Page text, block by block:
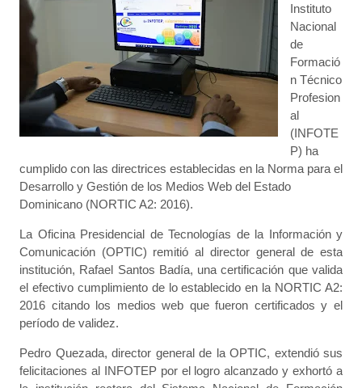
Instituto
Nacional
de
Formació
n Técnico
Profesion
al
(INFOTE
P) ha
cumplido con las directrices establecidas en la Norma para el
Desarrollo y Gestión de los Medios Web del Estado
Dominicano (NORTIC A2: 2016).
La Oficina Presidencial de Tecnologías de la Información y
Comunicación (OPTIC) remitió al director general de esta
institución, Rafael Santos Badía, una certificación que valida
el efectivo cumplimiento de lo establecido en la NORTIC A2:
2016 citando los medios web que fueron certificados y el
período de validez.
Pedro Quezada, director general de la OPTIC, extendió sus
felicitaciones al INFOTEP por el logro alcanzado y exhortó a